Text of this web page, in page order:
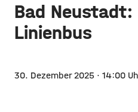
Bad
Linienbus
30. Dezember 2025 · 14:00